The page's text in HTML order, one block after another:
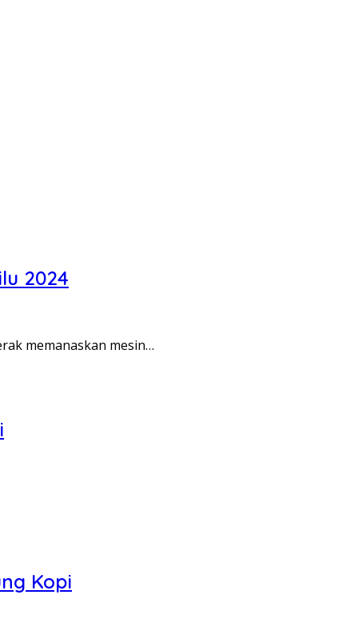
2024
memanaskan mesin…
Kopi